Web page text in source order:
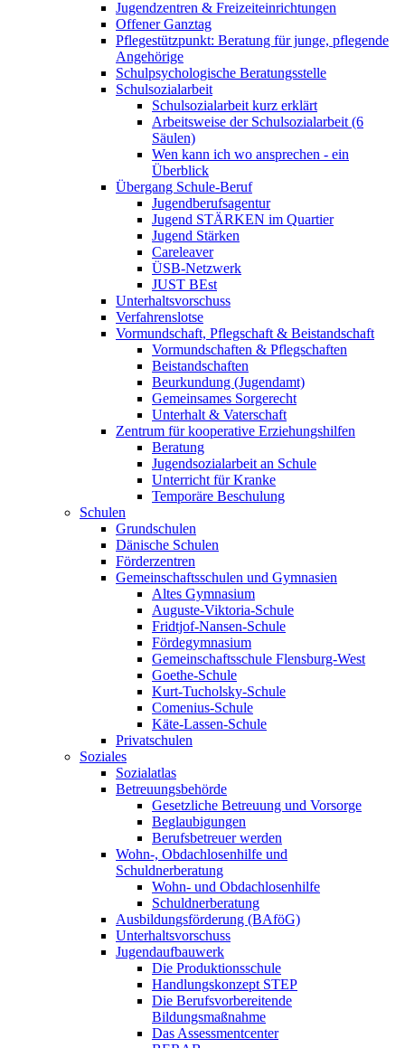
Jugendzentren & Freizeiteinrichtungen
Offener Ganztag
Pflegestützpunkt: Beratung für junge, pflegende
Angehörige
Schulpsychologische Beratungsstelle
Schulsozialarbeit
Schulsozialarbeit kurz erklärt
Arbeitsweise der Schulsozialarbeit (6
Säulen)
Wen kann ich wo ansprechen - ein
Überblick
Übergang Schule-Beruf
Jugendberufsagentur
Jugend STÄRKEN im Quartier
Jugend Stärken
Careleaver
ÜSB-Netzwerk
JUST BEst
Unterhaltsvorschuss
Verfahrenslotse
Vormundschaft, Pflegschaft & Beistandschaft
Vormundschaften & Pflegschaften
Beistandschaften
Beurkundung (Jugendamt)
Gemeinsames Sorgerecht
Unterhalt & Vaterschaft
Zentrum für kooperative Erziehungshilfen
Beratung
Jugendsozialarbeit an Schule
Unterricht für Kranke
Temporäre Beschulung
Schulen
Grundschulen
Dänische Schulen
Förderzentren
Gemeinschaftsschulen und Gymnasien
Altes Gymnasium
Auguste-Viktoria-Schule
Fridtjof-Nansen-Schule
Fördegymnasium
Gemeinschaftsschule Flensburg-West
Goethe-Schule
Kurt-Tucholsky-Schule
Comenius-Schule
Käte-Lassen-Schule
Privatschulen
Soziales
Sozialatlas
Betreuungsbehörde
Gesetzliche Betreuung und Vorsorge
Beglaubigungen
Berufsbetreuer werden
Wohn-, Obdachlosenhilfe und
Schuldnerberatung
Wohn- und Obdachlosenhilfe
Schuldnerberatung
Ausbildungsförderung (BAföG)
Unterhaltsvorschuss
Jugendaufbauwerk
Die Produktionsschule
Handlungskonzept STEP
Die Berufsvorbereitende
Bildungsmaßnahme
Das Assessmentcenter